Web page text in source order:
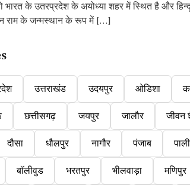
के उतरप्रदेश के अयोध्या शहर में स्थित है और
राम के जन्मस्थान के रूप में […]
उत्तराखंड उदयपुर ओडिशा
छत्तीसगढ़ जयपुर जालौर जीवन
दौसा धौलपुर नागौर पंजाब पाली
बॉलीवुड भरतपुर भीलवाड़ा मणिपुर